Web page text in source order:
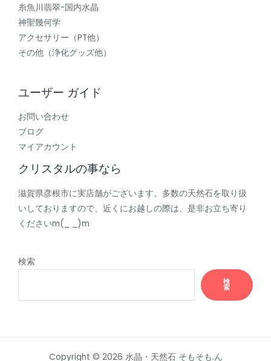
糸魚川翡翠-国内水晶
神聖幾何学
アクセサリー（PT他）
その他（浄化グッズ他）
ユーザー ガイド
お問い合わせ
ブログ
マイアカウント
クリスタルの事なら
滋賀県彦根市に実店舗がございます。多数の天然石を取り扱
いしておりますので、近くにお越しの際は、是非お立ち寄り
くださいm(_ _)m
検索
検
索
Copyright © 2026 水晶・天然石 そもそも.ん